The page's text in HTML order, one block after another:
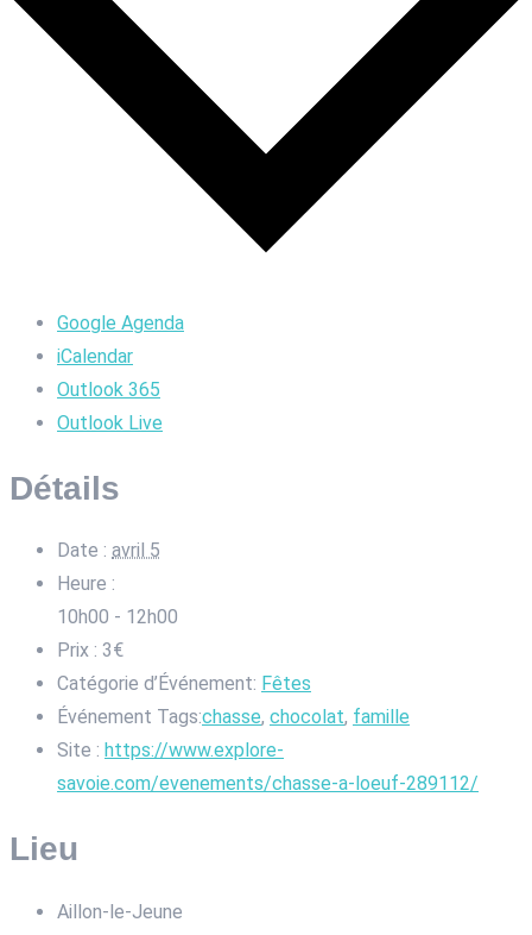
Google Agenda
iCalendar
Outlook 365
Outlook Live
Détails
Date : avril 5
Heure :
10h00 - 12h00
Prix : 3€
Catégorie d’Événement: Fêtes
Événement Tags:chasse, chocolat, famille
Site : https://www.explore-
savoie.com/evenements/chasse-a-loeuf-289112/
Lieu
Aillon-le-Jeune